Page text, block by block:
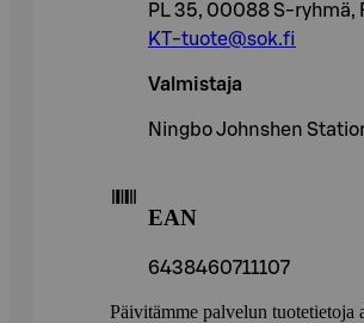
PL 35, 00088 S-ryhmä,
KT-tuote@sok.fi
Valmistaja
Ningbo Johnshen
EAN
6438460711107
Päivitämme palvelun tuotetietoja